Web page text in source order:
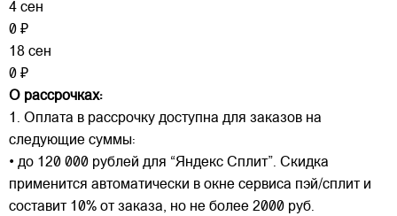
4 сен
0 ₽
18 сен
0 ₽
О рассрочках:
1. Оплата в рассрочку доступна для заказов на
следующие суммы:
• до 120 000 рублей для “Яндекс Сплит”. Скидка
применится автоматически в окне сервиса пэй/сплит и
составит 10% от заказа, но не более 2000 руб.